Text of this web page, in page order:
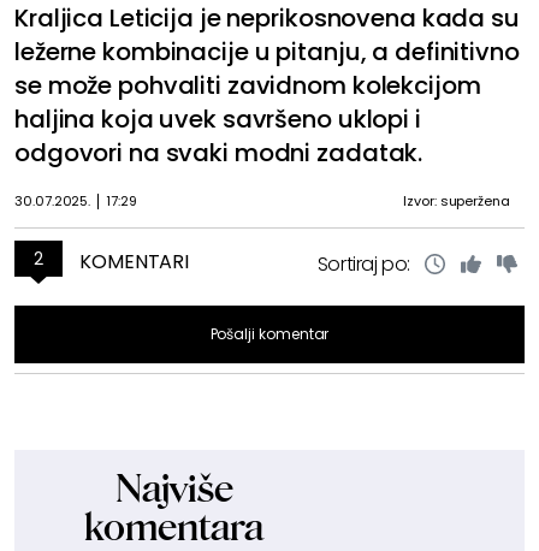
Kraljica Leticija je neprikosnovena kada su
ležerne kombinacije u pitanju, a definitivno
se može pohvaliti zavidnom kolekcijom
haljina koja uvek savršeno uklopi i
odgovori na svaki modni zadatak.
30.07.2025. 17:29 Izvor: superžena
2 KOMENTARI Sortiraj po:
Pošalji komentar
Najviše
komentara